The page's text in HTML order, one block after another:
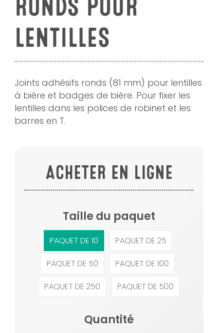
RONDS POUR
LENTILLES
Joints adhésifs ronds (81 mm) pour lentilles
à bière et badges de bière. Pour fixer les
lentilles dans les polices de robinet et les
barres en T.
ACHETER EN LIGNE
Taille du paquet
PAQUET DE 10 PAQUET DE 25
PAQUET DE 50 PAQUET DE 100
PAQUET DE 250 PAQUET DE 500
Quantité